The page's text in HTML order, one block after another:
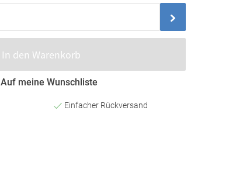
In den Warenkorb
Auf meine Wunschliste
Einfacher Rückversand